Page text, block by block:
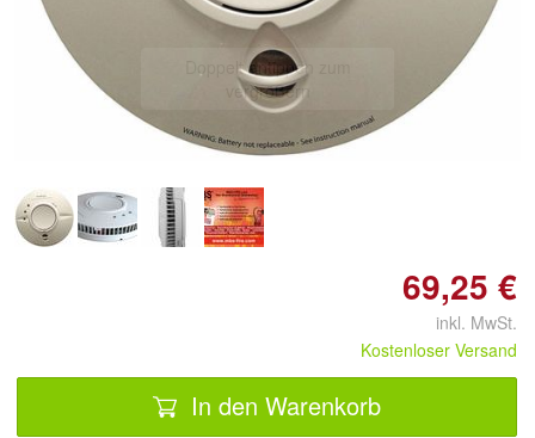
Doppelt antippen zum
vergrößern
69,25 €
inkl. MwSt.
Kostenloser Versand
In den Warenkorb